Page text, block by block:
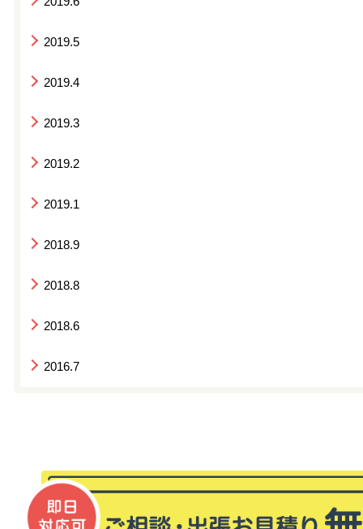
2019.5
2019.4
2019.3
2019.2
2019.1
2018.9
2018.8
2018.6
2016.7